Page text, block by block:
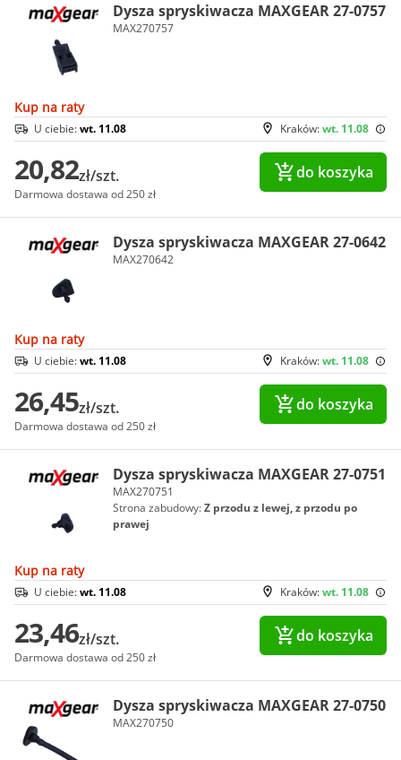
Dysza spryskiwacza MAXGEAR 27-0757
MAX270757
Kup na raty
Kraków:wt. 11.08
U ciebie:wt. 11.08
20,82zł/szt.
Darmowa dostawa od 250 zł
do koszyka
Dysza spryskiwacza MAXGEAR 27-0642
MAX270642
Kup na raty
Kraków:wt. 11.08
U ciebie:wt. 11.08
26,45zł/szt.
Darmowa dostawa od 250 zł
do koszyka
Dysza spryskiwacza MAXGEAR 27-0751
MAX270751
Strona zabudowy:Z przodu z lewej, z przodu po
prawej
Kup na raty
Kraków:wt. 11.08
U ciebie:wt. 11.08
23,46zł/szt.
Darmowa dostawa od 250 zł
do koszyka
Dysza spryskiwacza MAXGEAR 27-0750
MAX270750